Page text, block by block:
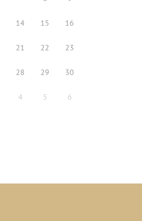
14 15 16
21 22 23
28 29 30
4 5 6